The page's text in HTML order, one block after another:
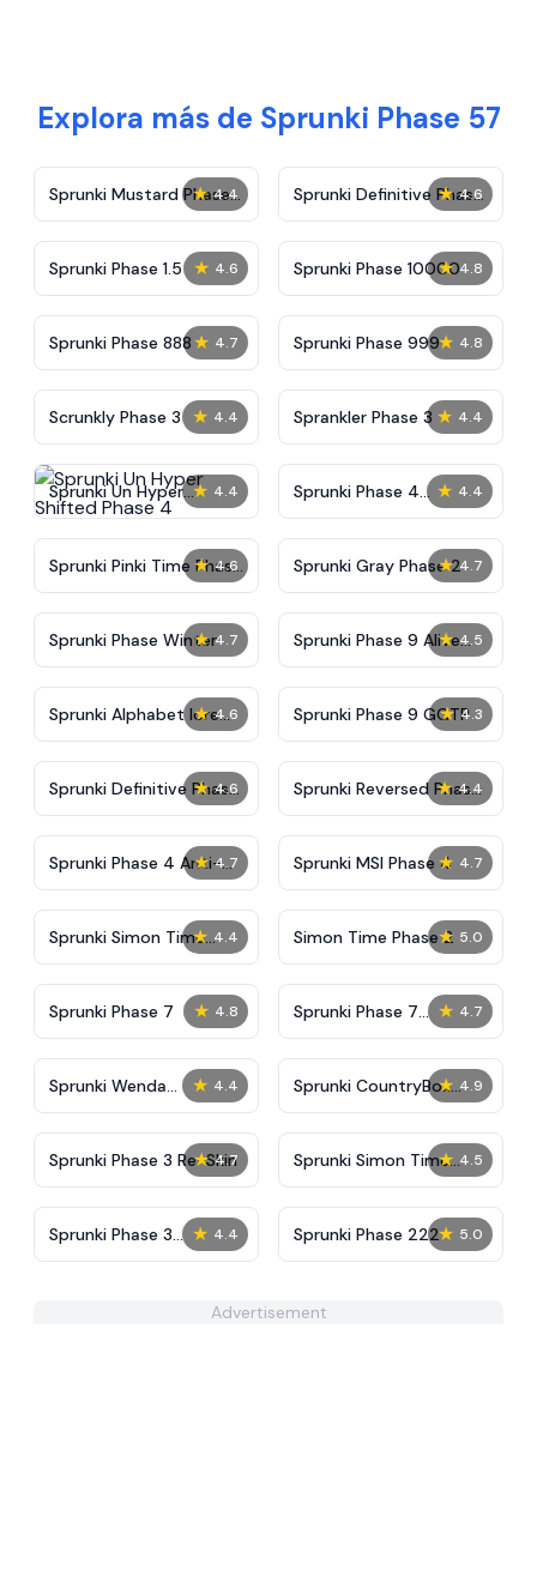
Explora más de Sprunki Phase 57
★ 4.4
Sprunki Mustard Phase
2
★ 4.6
Sprunki Definitive Phase
7
★ 4.6
Sprunki Phase 1.5 ★ 4.8
Sprunki Phase 10000
★ 4.7
Sprunki Phase 888 ★ 4.8
Sprunki Phase 999
★ 4.4
Scrunkly Phase 3 ★ 4.4
Sprankler Phase 3
★ 4.4
Sprunki Un Hyper
Shifted Phase 4
★ 4.4
Sprunki Phase 4
Alternate Edition
★ 4.6
Sprunki Pinki Time Phase
3
★ 4.7
Sprunki Gray Phase 2
★ 4.7
Sprunki Phase Winter ★ 4.5
Sprunki Phase 9 Alive
And Malediction
★ 4.6
Sprunki Alphabet lore
Arabic Phase 3
★ 4.3
Sprunki Phase 9 GGTP
★ 4.6
Sprunki Definitive Phase
9 New
★ 4.4
Sprunki Reversed Phase
3 Definitive
★ 4.7
Sprunki Phase 4 Anti-
Shifted
★ 4.7
Sprunki MSI Phase 4
★ 4.4
Sprunki Simon Time
Phase 2
★ 5.0
Simon Time Phase 2
★ 4.8
Sprunki Phase 7 ★ 4.7
Sprunki Phase 7
Definitive (Fanmade)
★ 4.4
Sprunki Wenda
Treatment Phase 40
★ 4.9
Sprunki CountryBox
Dark Phase
★ 4.7
Sprunki Phase 3 Re-Skin ★ 4.5
Sprunki Simon Time
PHASE 3
★ 4.4
Sprunki Phase 3
Remaster But More
★ 5.0
Sprunki Phase 222
Advertisement